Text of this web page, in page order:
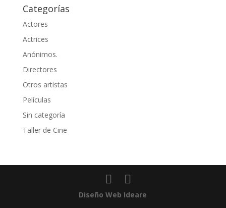
Categorías
Actores
Actrices
Anónimos.
Directores
Otros artistas
Películas
Sin categoría
Taller de Cine
Diseño Web Ideare